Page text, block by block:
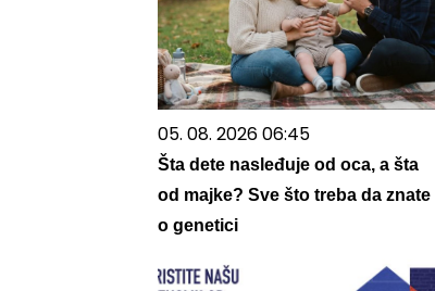
05. 08. 2026 06:45
Šta dete nasleđuje od oca, a šta
od majke? Sve što treba da znate
o genetici